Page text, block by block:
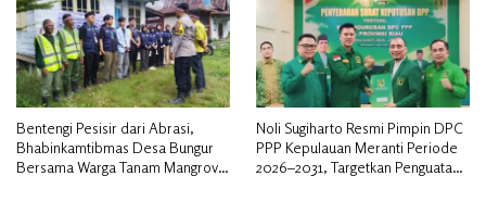
Bentengi Pesisir dari Abrasi,
Bhabinkamtibmas Desa Bungur
Bersama Warga Tanam Mangrove
Noli Sugiharto Resmi Pimpin DPC
PPP Kepulauan Meranti Periode
2026–2031, Targetkan Penguatan